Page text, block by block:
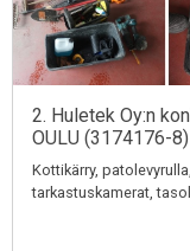
2. Huletek Oy:n
OULU (3174176-8)
Kottikärry, patolevyrulla,
tarkastuskamerat,